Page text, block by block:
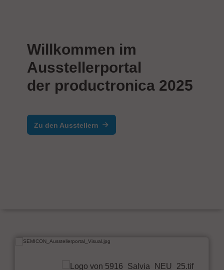
Willkommen im
Ausstellerportal
der productronica 2025
Zu den Ausstellern